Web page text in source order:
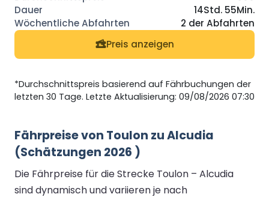
14Std. 55Min.
2 der Abfahrten
Preis anzeigen
*Durchschnittspreis basierend auf Fährbuchungen der
letzten 30 Tage. Letzte Aktualisierung: 09/08/2026 07:30
Fährpreise von Toulon zu Alcudia
(Schätzungen 2026 )
Die Fährpreise für die Strecke Toulon – Alcudia
sind dynamisch und variieren je nach